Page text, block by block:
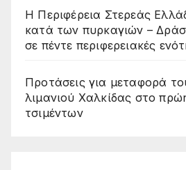
Η Περιφέρεια Στερεάς
κατά των πυρκαγιών –
σε πέντε περιφερειακές
Προτάσεις για μεταφορά
λιμανιού Χαλκίδας στο
τσιμέντων